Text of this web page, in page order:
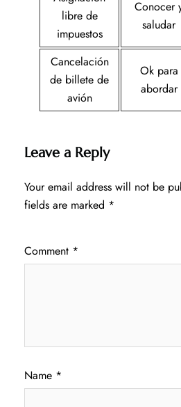
libre de
impuestos
Conocer
saludar
Cancelación
de billete de
avión
Ok para
abordar
Leave a Reply
Your email address will not be
fields are marked *
Comment *
Name *